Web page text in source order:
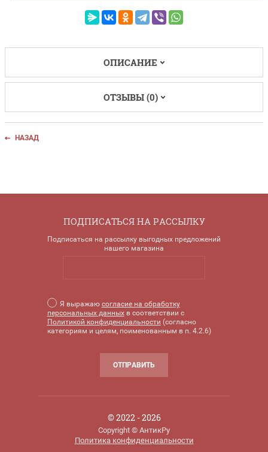
ОПИСАНИЕ
ОТЗЫВЫ (0)
НАЗАД
ПОДПИСАТЬСЯ НА РАССЫЛКУ
Подписаться на рассылку выгодных предложений
нашего магазина
Я выражаю согласие на обработку
персональных данныхв соответствии с
Политикой конфиденциальности (согласно
категориям и целям, поименованным в п. 4.2.6)
ОТПРАВИТЬ
© 2022 - 2026
Copyright © АнтикРу
Политика конфиденциальности